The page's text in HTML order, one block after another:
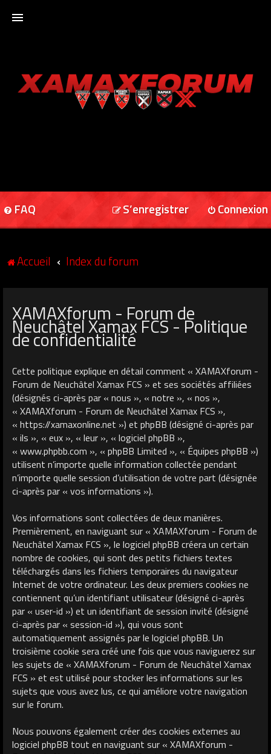
XAMAXFORUM
FAQ Connexion
S’enregistrer
Accueil Index du forum
XAMAXforum - Forum de
Neuchâtel Xamax FCS - Politique
de confidentialité
Cette politique explique en détail comment « XAMAXforum -
Forum de Neuchâtel Xamax FCS » et ses sociétés affiliées
(désignés ci-après par « nous », « notre », « nos »,
« XAMAXforum - Forum de Neuchâtel Xamax FCS »,
« https://xamaxonline.net ») et phpBB (désigné ci-après par
« ils », « eux », « leur », « logiciel phpBB »,
« www.phpbb.com », « phpBB Limited », « Équipes phpBB »)
utilisent n’importe quelle information collectée pendant
n’importe quelle session d’utilisation de votre part (désignée
ci-après par « vos informations »).
Vos informations sont collectées de deux manières.
Premièrement, en naviguant sur « XAMAXforum - Forum de
Neuchâtel Xamax FCS », le logiciel phpBB créera un certain
nombre de cookies, qui sont des petits fichiers textes
téléchargés dans les fichiers temporaires du navigateur
Internet de votre ordinateur. Les deux premiers cookies ne
contiennent qu’un identifiant utilisateur (désigné ci-après
par « user-id ») et un identifiant de session invité (désigné
ci-après par « session-id »), qui vous sont
automatiquement assignés par le logiciel phpBB. Un
troisième cookie sera créé une fois que vous naviguerez sur
les sujets de « XAMAXforum - Forum de Neuchâtel Xamax
FCS » et est utilisé pour stocker les informations sur les
sujets que vous avez lus, ce qui améliore votre navigation
sur le forum.
Nous pouvons également créer des cookies externes au
logiciel phpBB tout en naviguant sur « XAMAXforum -